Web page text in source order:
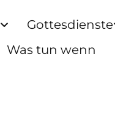
Gottesdienste
Was tun wenn